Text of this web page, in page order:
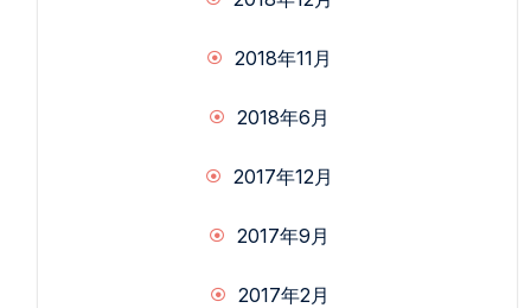
2018年11月
2018年6月
2017年12月
2017年9月
2017年2月